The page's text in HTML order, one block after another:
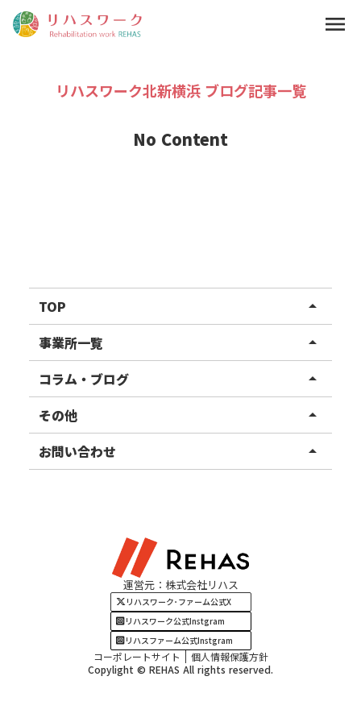
リハスワーク北新横浜 ブログ記事一覧
No Content
menu
TOP arrow_drop_up
リハスワーク
リハスファーム
事業所一覧 arrow_drop_up
関東エリア
東北エリア
甲信越エリア
四国・九州エリア
コラム・ブログ arrow_drop_up
事業所ブログ
ご利用者様の声
その他 arrow_drop_up
お知らせ
お問い合わせ arrow_drop_up
運営元：株式会社リハス
リハスワーク･ファーム公式X
リハスワーク公式Instgram
リハスファーム公式Instgram
コーポレートサイト
個人情報保護方針
Copylight © REHAS All rights reserved.